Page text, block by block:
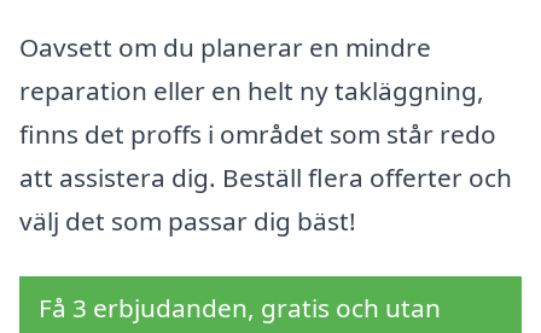
Oavsett om du planerar en mindre
reparation eller en helt ny takläggning,
finns det proffs i området som står redo
att assistera dig. Beställ flera offerter och
välj det som passar dig bäst!
Få 3 erbjudanden, gratis och utan